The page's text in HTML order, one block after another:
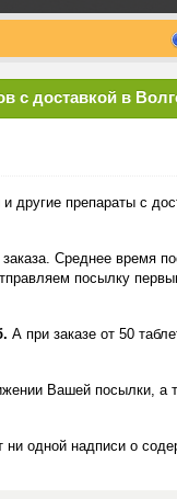
с доставкой в
другие препараты с
Среднее время
посылку
А при заказе от 50
Вашей посылки, а
ни одной надписи о